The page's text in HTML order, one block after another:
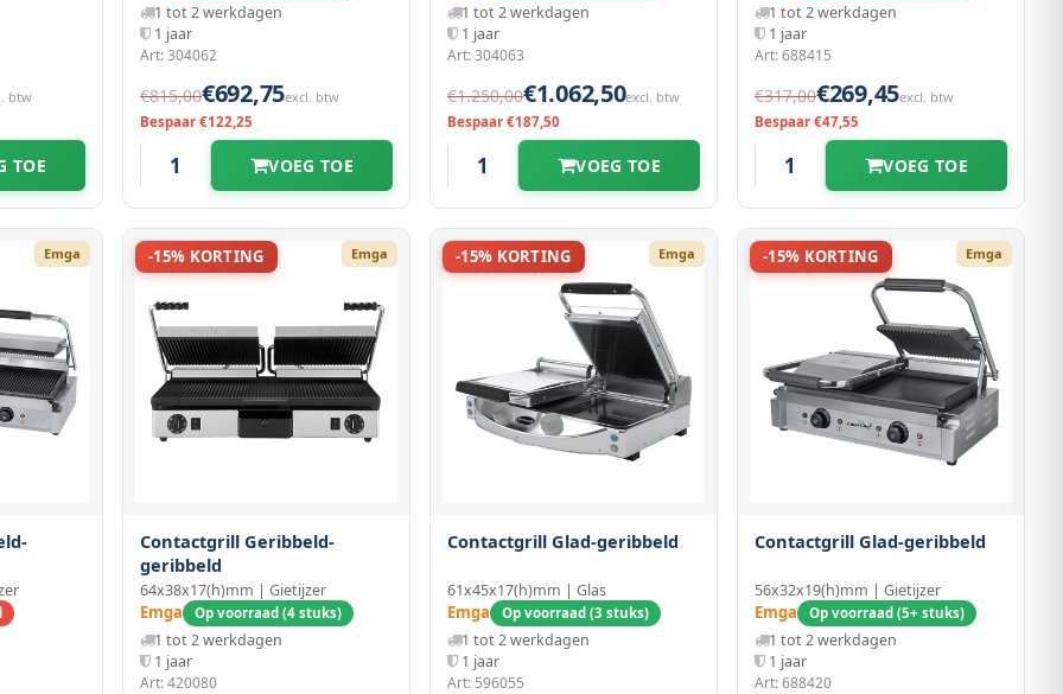
btw
TOE
1 tot 2 werkdagen
1 jaar
Art: 304062
€815,00€692,75excl. btw
Bespaar €122,25
VOEG TOE
1 tot 2 werkdagen
1 jaar
Art: 304063
€1.250,00€1.062,50excl. btw
Bespaar €187,50
VOEG TOE
1 tot 2 werkdagen
1 jaar
Art: 688415
€317,00€269,45excl. btw
Bespaar €47,55
VOEG TOE
Emga -15% KORTING Emga
Contactgrill Geribbeld-
geribbeld
64x38x17(h)mm | Gietijzer
Emga Op voorraad (4 stuks)
1 tot 2 werkdagen
1 jaar
Art: 420080
-15% KORTING Emga
Contactgrill Glad-geribbeld
61x45x17(h)mm | Glas
Emga Op voorraad (3 stuks)
1 tot 2 werkdagen
1 jaar
Art: 596055
-15% KORTING Emga
Contactgrill Glad-geribbeld
56x32x19(h)mm | Gietijzer
Emga Op voorraad (5+ stuks)
1 tot 2 werkdagen
1 jaar
Art: 688420